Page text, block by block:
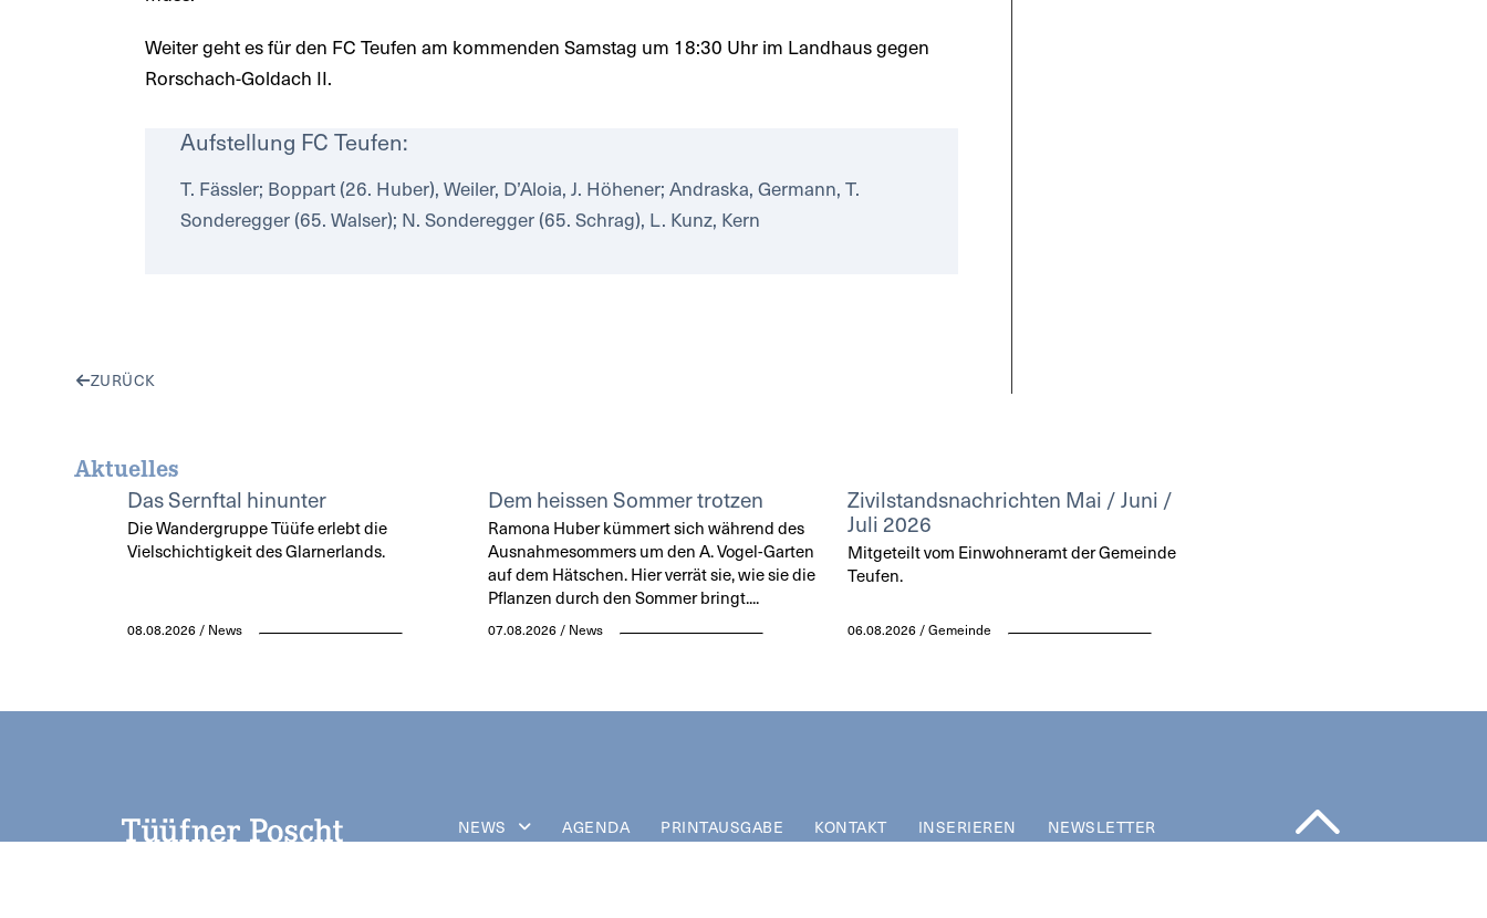
Weiter geht es für den FC Teufen am kommenden Samstag um 18:30 Uhr im Landhaus gegen
Rorschach-Goldach II.
Aufstellung FC Teufen:
T. Fässler; Boppart (26. Huber), Weiler, D’Aloia, J. Höhener; Andraska, Germann, T.
Sonderegger (65. Walser); N. Sonderegger (65. Schrag), L. Kunz, Kern
ZURÜCK
Aktuelles
Das Sernftal hinunter
Die Wandergruppe Tüüfe erlebt die
Vielschichtigkeit des Glarnerlands.
08.08.2026 / News
Dem heissen Sommer trotzen
Ramona Huber kümmert sich während des
Ausnahmesommers um den A. Vogel-Garten
auf dem Hätschen. Hier verrät sie, wie sie die
Pflanzen durch den Sommer bringt....
07.08.2026 / News
Zivilstandsnachrichten Mai / Juni /
Juli 2026
Mitgeteilt vom Einwohneramt der Gemeinde
Teufen.
06.08.2026 / Gemeinde
NEWS AGENDA PRINTAUSGABE KONTAKT INSERIEREN NEWSLETTER